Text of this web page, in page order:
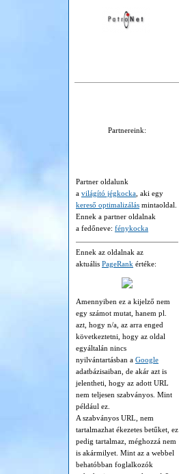
Partnereink:
Partner oldalunk
a világító jégkocka , aki egy
kereső optimalizálás mintaoldal.
Ennek a partner oldalnak
a fedőneve: fénykocka
Ennek az oldalnak az
aktuális PageRank értéke:
Amennyiben ez a kijelző nem
egy számot mutat, hanem pl.
azt, hogy n/a, az arra enged
következtetni, hogy az oldal
egyáltalán nincs
nyilvántartásban a Google
adatbázisaiban, de akár azt is
jelentheti, hogy az adott URL
nem teljesen szabványos. Mint
például ez.
A szabványos URL, nem
tartalmazhat ékezetes betűket, ez
pedig tartalmaz, méghozzá nem
is akármilyet. Mint az a webbel
behatóbban foglalkozók